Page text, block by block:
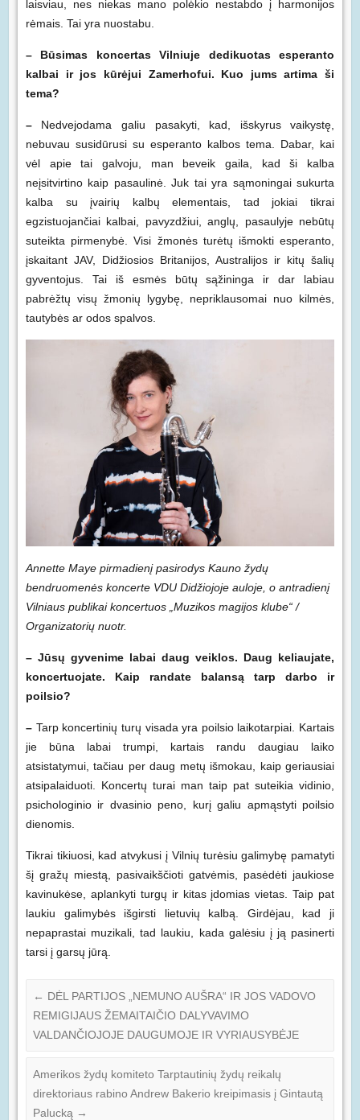
laisviau, nes niekas mano polėkio nestabdo į harmonijos
rėmais. Tai yra nuostabu.
– Būsimas koncertas Vilniuje dedikuotas esperanto
kalbai ir jos kūrėjui Zamerhofui. Kuo jums artima ši
tema?
– Nedvejodama galiu pasakyti, kad, išskyrus vaikystę,
nebuvau susidūrusi su esperanto kalbos tema. Dabar, kai
vėl apie tai galvoju, man beveik gaila, kad ši kalba
neįsitvirtino kaip pasaulinė. Juk tai yra sąmoningai sukurta
kalba su įvairių kalbų elementais, tad jokiai tikrai
egzistuojančiai kalbai, pavyzdžiui, anglų, pasaulyje nebūtų
suteikta pirmenybė. Visi žmonės turėtų išmokti esperanto,
įskaitant JAV, Didžiosios Britanijos, Australijos ir kitų šalių
gyventojus. Tai iš esmės būtų sąžininga ir dar labiau
pabrėžtų visų žmonių lygybę, nepriklausomai nuo kilmės,
tautybės ar odos spalvos.
Annette Maye pirmadienį pasirodys Kauno žydų
bendruomenės koncerte VDU Didžiojoje auloje, o antradienį
Vilniaus publikai koncertuos „Muzikos magijos klube“ /
Organizatorių nuotr.
– Jūsų gyvenime labai daug veiklos. Daug keliaujate,
koncertuojate. Kaip randate balansą tarp darbo ir
poilsio?
– Tarp koncertinių turų visada yra poilsio laikotarpiai. Kartais
jie būna labai trumpi, kartais randu daugiau laiko
atsistatymui, tačiau per daug metų išmokau, kaip geriausiai
atsipalaiduoti. Koncertų turai man taip pat suteikia vidinio,
psichologinio ir dvasinio peno, kurį galiu apmąstyti poilsio
dienomis.
Tikrai tikiuosi, kad atvykusi į Vilnių turėsiu galimybę pamatyti
šį gražų miestą, pasivaikščioti gatvėmis, pasėdėti jaukiose
kavinukėse, aplankyti turgų ir kitas įdomias vietas. Taip pat
laukiu galimybės išgirsti lietuvių kalbą. Girdėjau, kad ji
nepaprastai muzikali, tad laukiu, kada galėsiu į ją pasinerti
tarsi į garsų jūrą.
← DĖL PARTIJOS „NEMUNO AUŠRA“ IR JOS VADOVO
REMIGIJAUS ŽEMAITAIČIO DALYVAVIMO
VALDANČIOJOJE DAUGUMOJE IR VYRIAUSYBĖJE
Amerikos žydų komiteto Tarptautinių žydų reikalų
direktoriaus rabino Andrew Bakerio kreipimasis į Gintautą
Palucką →